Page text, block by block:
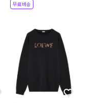
무료배송